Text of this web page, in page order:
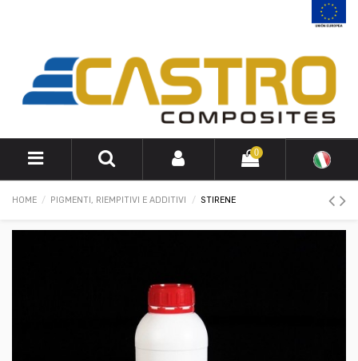
0
HOME PIGMENTI, RIEMPITIVI E ADDITIVI STIRENE